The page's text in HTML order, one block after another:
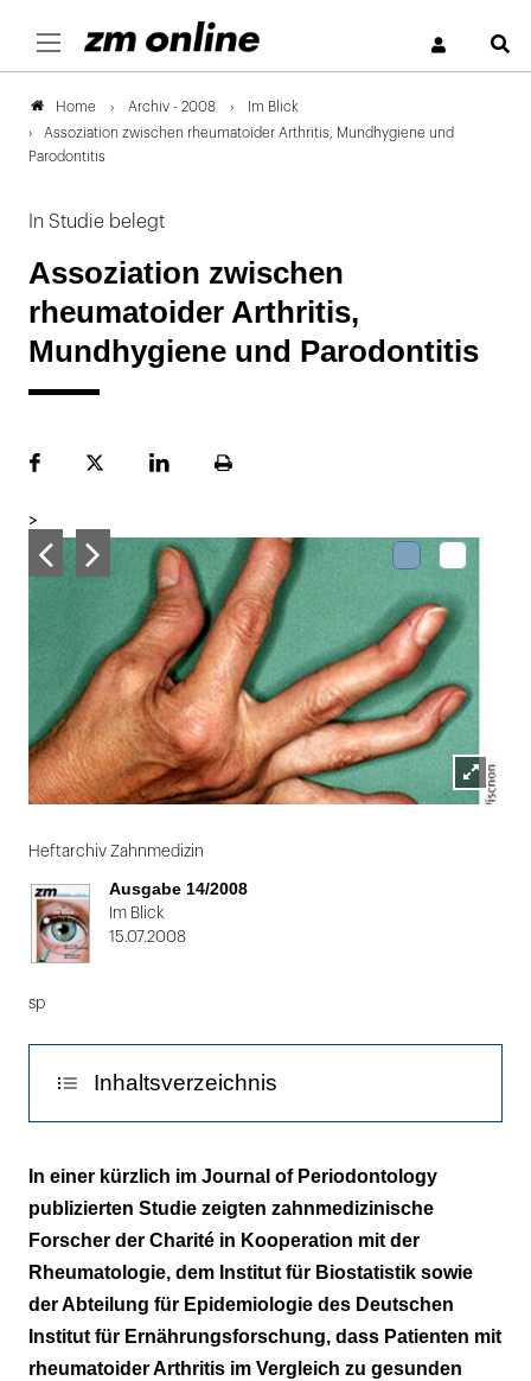
Home Archiv - 2008
Im Blick
Assoziation zwischen rheumatoider Arthritis, Mundhygiene und
Parodontitis
In Studie belegt
Assoziation zwischen
rheumatoider Arthritis,
Mundhygiene und Parodontitis
FacebookPlattformLinekdInSeite
>
Lightbox
1
von
Heftarchiv Zahnmedizin
Ausgabe 14/2008
Im Blick
15.07.2008
sp
Inhaltsverzeichnis
Risikofaktoren berücksichtigt
Ergebnisse
In einer kürzlich im Journal of Periodontology
publizierten Studie zeigten zahnmedizinische
Forscher der Charité in Kooperation mit der
Rheumatologie, dem Institut für Biostatistik sowie
der Abteilung für Epidemiologie des Deutschen
Institut für Ernährungsforschung, dass Patienten mit
rheumatoider Arthritis im Vergleich zu gesunden